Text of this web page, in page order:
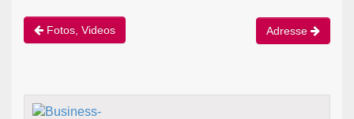
Fotos, Videos Adresse